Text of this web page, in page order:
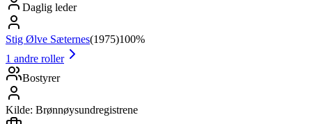
Daglig leder
Stig Ølve Sæternes(1975)100%
1 andre roller
Bostyrer
Kilde: Brønnøysundregistrene